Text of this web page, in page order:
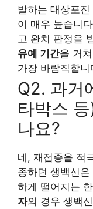
발하는 대상포
이 매우 높습니
고 완치 판정을
유예 기간을 거
가장 바람직합니
Q2. 과거
타박스
나요?
네, 재접종을 적
종하던 생백신
하게 떨어지는
자의 경우 생백